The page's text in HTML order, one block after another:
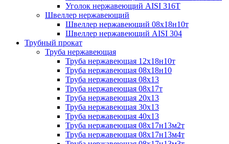
Уголок нержавеющий AISI 316T
Швеллер нержавеющий
Швеллер нержавеющий 08х18н10т
Швеллер нержавеющий AISI 304
Трубный прокат
Труба нержавеющая
Труба нержавеющая 12х18н10т
Труба нержавеющая 08х18н10
Труба нержавеющая 08х13
Труба нержавеющая 08х17т
Труба нержавеющая 20х13
Труба нержавеющая 30х13
Труба нержавеющая 40х13
Труба нержавеющая 08х17н13м2т
Труба нержавеющая 08х17н13м4т